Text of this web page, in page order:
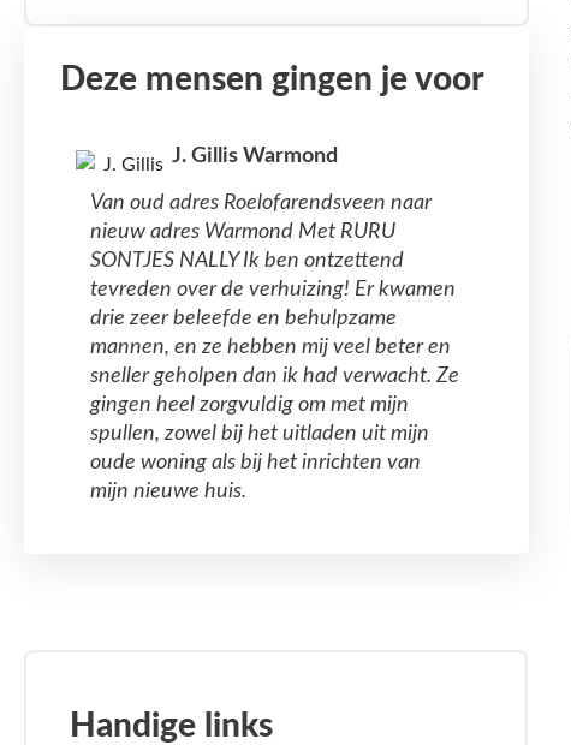
Deze mensen gingen je voor
J. Gillis Warmond
Van oud adres Roelofarendsveen naar
nieuw adres Warmond Met RURU
SONTJES NALLY Ik ben ontzettend
tevreden over de verhuizing! Er kwamen
drie zeer beleefde en behulpzame
mannen, en ze hebben mij veel beter en
sneller geholpen dan ik had verwacht. Ze
gingen heel zorgvuldig om met mijn
spullen, zowel bij het uitladen uit mijn
oude woning als bij het inrichten van
mijn nieuwe huis.
Handige links